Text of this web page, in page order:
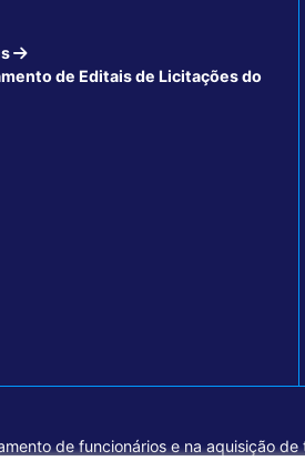
de Editais de Licitações do
de funcionários e na aquisição